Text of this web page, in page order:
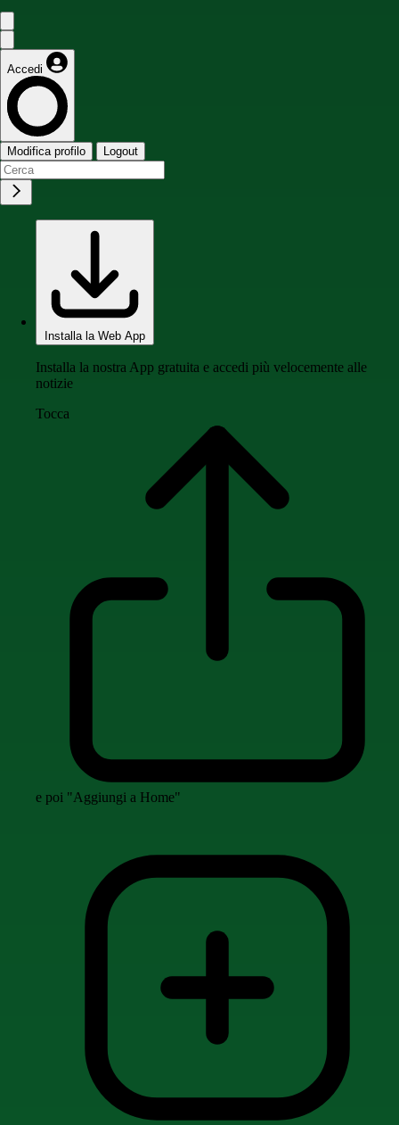
Accedi
Modifica profilo Logout
Installa la Web App
Installa la nostra App gratuita e accedi più velocemente alle
notizie
Tocca
e poi "Aggiungi a Home"